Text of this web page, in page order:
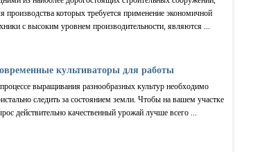
производства которых требуется применение экономичной
с высоким уровнем производительности, являются ...
культиваторы для работы
выращивания разнообразных культур необходимо
следить за состоянием земли. Чтобы на вашем участке
действительно качественный урожай лучше всего ...